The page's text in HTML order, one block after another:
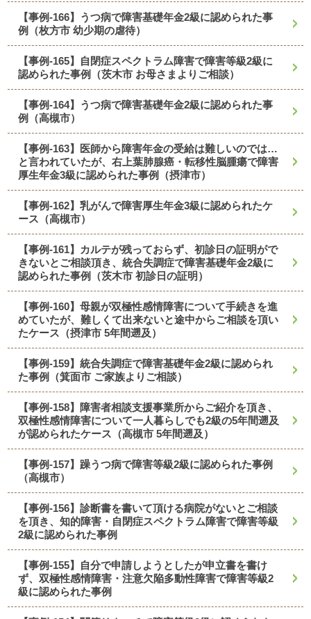
【事例-166】うつ病で障害基礎年金2級に認められた事
例（枚方市 幼少期の虐待）
【事例-165】自閉症スペクトラム障害で障害等級2級に
認められた事例（茨木市 お母さまよりご相談）
【事例-164】うつ病で障害基礎年金2級に認められた事
例（高槻市）
【事例-163】医師から障害年金の受給は難しいのでは…
と言われていたが、右上葉肺腺癌・転移性脳腫瘍で障害
厚生年金3級に認められた事例（摂津市）
【事例-162】乳がんで障害厚生年金3級に認められたケ
ース（高槻市）
【事例-161】カルテが残っておらず、初診日の証明がで
きないとご相談頂き、統合失調症で障害基礎年金2級に
認められた事例（茨木市 初診日の証明）
【事例-160】母親が双極性感情障害について手続きを進
めていたが、難しくて出来ないと途中からご相談を頂い
たケース（摂津市 5年間遡及）
【事例-159】統合失調症で障害基礎年金2級に認められ
た事例（箕面市 ご家族よりご相談）
【事例-158】障害者相談支援事業所からご紹介を頂き、
双極性感情障害について一人暮らしでも2級の5年間遡及
が認められたケース（高槻市 5年間遡及）
【事例-157】躁うつ病で障害等級2級に認められた事例
（高槻市）
【事例-156】診断書を書いて頂ける病院がないとご相談
を頂き、知的障害・自閉症スペクトラム障害で障害等級
2級に認められた事例
【事例-155】自分で申請しようとしたが申立書を書け
ず、双極性感情障害・注意欠陥多動性障害で障害等級2
級に認められた事例